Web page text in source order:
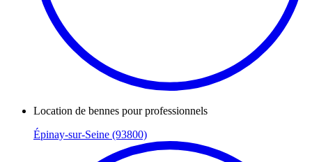
Location de bennes pour professionnels
Épinay-sur-Seine (93800)